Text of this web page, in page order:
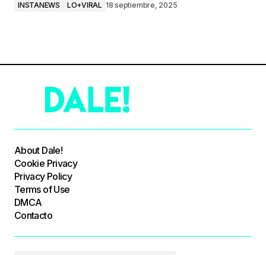
INSTANEWS LO+VIRAL 18 septiembre, 2025
About Dale!
Cookie Privacy
Privacy Policy
Terms of Use
DMCA
Contacto